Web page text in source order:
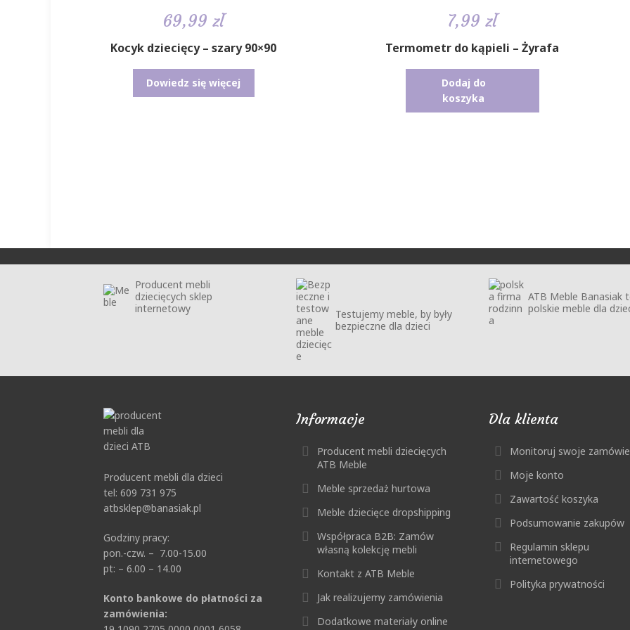
69,99zł
Kocyk dziecięcy – szary 90×90
Dowiedz się więcej
7,99zł
Termometr do kąpieli – Żyrafa
Dodaj do
koszyka
Producent mebli
dziecięcych sklep
internetowy
Testujemy meble, by były
bezpieczne dla dzieci
ATB Meble Banasiak
polskie meble dla
Producent mebli dla dzieci
tel: 609 731 975
atbsklep@banasiak.pl
Godziny pracy:
pon.-czw. – 7.00-15.00
pt: – 6.00 – 14.00
Konto bankowe do płatności za
zamówienia:
Informacje
Producent mebli dziecięcych
ATB Meble
Meble sprzedaż hurtowa
Meble dziecięce dropshipping
Współpraca B2B: Zamów
własną kolekcję mebli
Kontakt z ATB Meble
Jak realizujemy zamówienia
Dodatkowe materiały online
Dla klienta
Monitoruj swoje
Moje konto
Zawartość koszyka
Podsumowanie zakupów
Regulamin sklepu
internetowego
Polityka prywatności